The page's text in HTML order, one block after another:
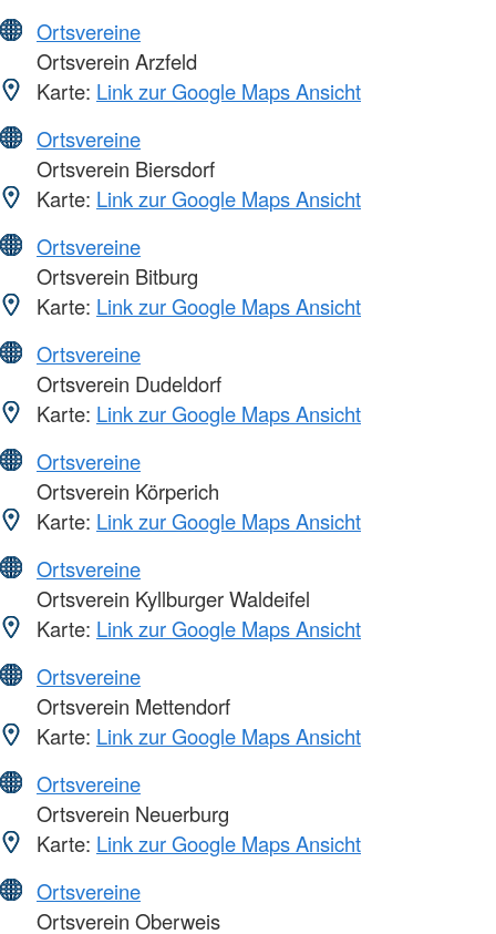
Ortsvereine
Ortsverein Arzfeld
Karte: Link zur Google Maps Ansicht
Ortsvereine
Ortsverein Biersdorf
Karte: Link zur Google Maps Ansicht
Ortsvereine
Ortsverein Bitburg
Karte: Link zur Google Maps Ansicht
Ortsvereine
Ortsverein Dudeldorf
Karte: Link zur Google Maps Ansicht
Ortsvereine
Ortsverein Körperich
Karte: Link zur Google Maps Ansicht
Ortsvereine
Ortsverein Kyllburger Waldeifel
Karte: Link zur Google Maps Ansicht
Ortsvereine
Ortsverein Mettendorf
Karte: Link zur Google Maps Ansicht
Ortsvereine
Ortsverein Neuerburg
Karte: Link zur Google Maps Ansicht
Ortsvereine
Ortsverein Oberweis